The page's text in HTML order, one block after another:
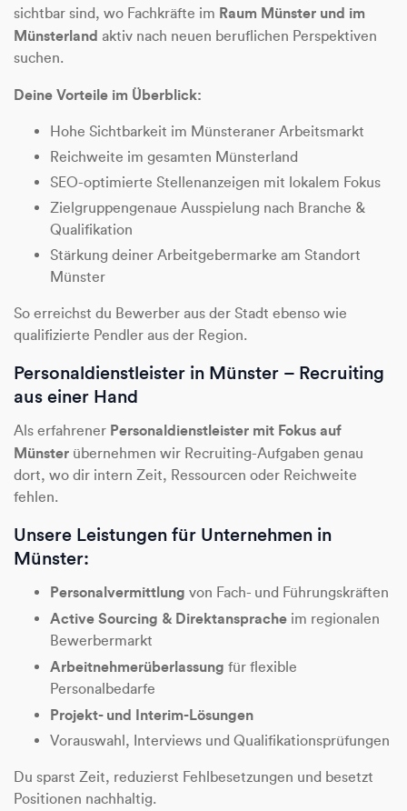
sichtbar sind, wo Fachkräfte im Raum Münster und im
Münsterland aktiv nach neuen beruflichen Perspektiven
suchen.
Deine Vorteile im Überblick:
Hohe Sichtbarkeit im Münsteraner Arbeitsmarkt
Reichweite im gesamten Münsterland
SEO-optimierte Stellenanzeigen mit lokalem Fokus
Zielgruppengenaue Ausspielung nach Branche &
Qualifikation
Stärkung deiner Arbeitgebermarke am Standort
Münster
So erreichst du Bewerber aus der Stadt ebenso wie
qualifizierte Pendler aus der Region.
Personaldienstleister in Münster – Recruiting
aus einer Hand
Als erfahrener Personaldienstleister mit Fokus auf
Münster übernehmen wir Recruiting-Aufgaben genau
dort, wo dir intern Zeit, Ressourcen oder Reichweite
fehlen.
Unsere Leistungen für Unternehmen in
Münster:
Personalvermittlung von Fach- und Führungskräften
Active Sourcing & Direktansprache im regionalen
Bewerbermarkt
Arbeitnehmerüberlassung für flexible
Personalbedarfe
Projekt- und Interim-Lösungen
Vorauswahl, Interviews und Qualifikationsprüfungen
Du sparst Zeit, reduzierst Fehlbesetzungen und besetzt
Positionen nachhaltig.